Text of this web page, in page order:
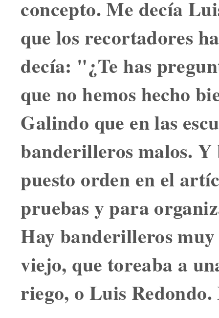
concepto. Me decía
que los recortadores
decía: "¿Te has
que no hemos hecho
Galindo que en las
banderilleros malos. Y
puesto orden en el
pruebas y para
Hay banderilleros muy
viejo, que toreaba a
riego, o Luis Redondo.